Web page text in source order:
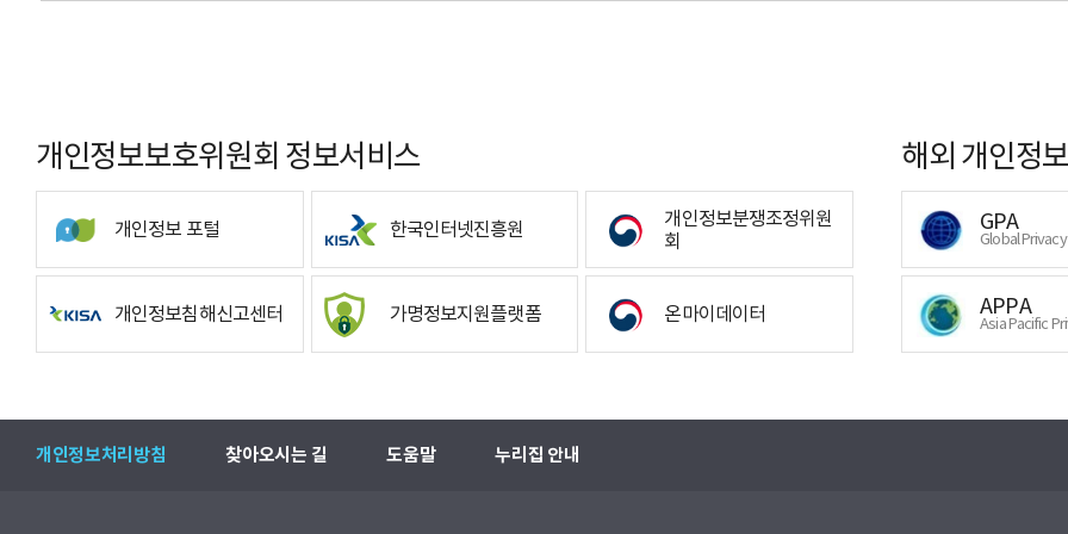
개인정보보호위원회 정보서비스
개인정보 포털 한국인터넷진흥원
개인정보분쟁조정위원
회
개인정보침해신고센터 가명정보지원플랫폼 온마이데이터
해외 개인정
GPA
Global
APPA
Asia Pacific
개인정보처리방침 찾아오시는 길 도움말 누리집 안내